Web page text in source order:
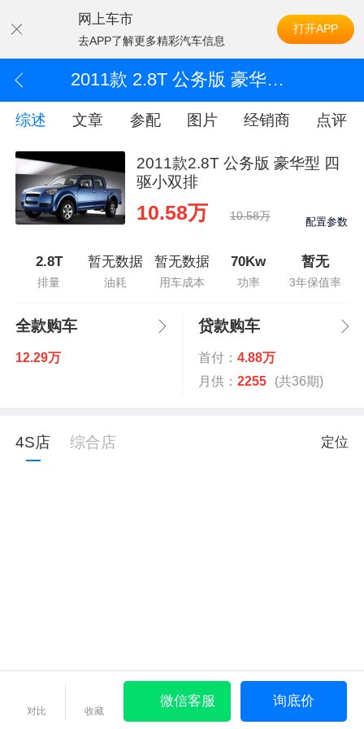
网上车市
去APP了解更多精彩汽车信息
打开APP
2011款 2.8T 公务版 豪华型 四驱小双排
综述 文章 参配 图片 经销商 点评
2011款2.8T 公务版 豪华型 四
驱小双排
10.58万 10.58万 配置参数
2.8T
排量
暂无数据
油耗
暂无数据
用车成本
70Kw
功率
暂无
3年保值率
全款购车
12.29万
贷款购车
首付： 4.88万
月供： 2255 (共36期)
4S店 综合店 定位
对比 收藏
微信客服 询底价